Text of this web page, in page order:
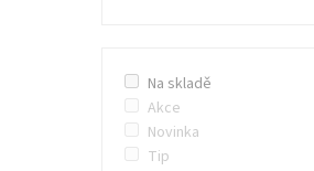
Na skladě
Akce
Novinka
Tip